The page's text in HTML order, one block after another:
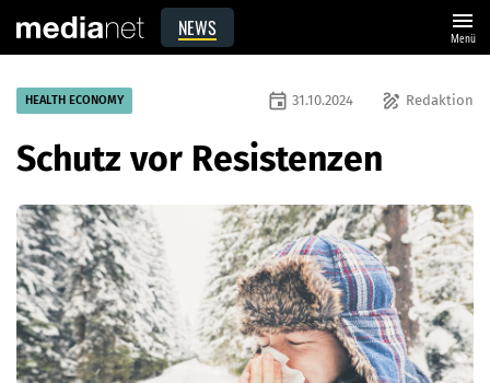
NEWS menu
Menü
HEALTH ECONOMY draw Redaktion
event 31.10.2024
Schutz vor Resistenzen